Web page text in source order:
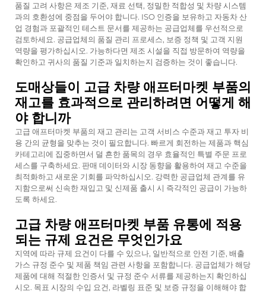
품질 고려 사항은 제조 기준, 재료 선택, 정밀한 적합성 및 차량 시스템
과의 호환성에 중점을 두어야 합니다. ISO 인증을 보유하고 자동차 산
업 경험과 포괄적인 테스트 문서를 제공하는 공급업체를 우선적으로
검토하세요. 공급업체의 품질 관리 프로세스, 보증 정책 및 고객 지원
역량을 평가하십시오. 가능하다면 제조 시설을 직접 방문하여 역량을
확인하고 귀사의 품질 기준과 일치하는지 검증하는 것이 좋습니다.
도매상들이 고급 차량 애프터마켓 부품의
재고를 효과적으로 관리하려면 어떻게 해
야 합니까
고급 애프터마켓 부품의 재고 관리는 고객 서비스 수준과 재고 투자 비
용 간의 균형을 맞추는 것이 필요합니다. 빠르게 회전하는 제품과 핵심
카테고리에 집중하면서 덜 흔한 품목의 경우 효율적인 특별 주문 프로
세스를 구축하세요. 판매 데이터와 시장 동향을 활용하여 재고 수준을
최적화하고 새로운 기회를 파악하십시오. 강력한 공급업체 관계를 유
지함으로써 신속한 재입고 및 신제품 출시 시 즉각적인 공급이 가능하
도록 하세요.
고급 차량 애프터마켓 부품 유통에 적용
되는 규제 요건은 무엇인가요
지역에 따라 규제 요건이 다를 수 있으나, 일반적으로 안전 기준, 배출
가스 규정 준수 및 제품 책임 관련 사항을 포함합니다. 공급업체가 해당
제품에 대해 적절한 인증서 및 규정 준수 서류를 제공하는지 확인하십
시오. 목표 시장의 수입 요건, 라벨링 표준 및 보증 규정을 이해해야 합